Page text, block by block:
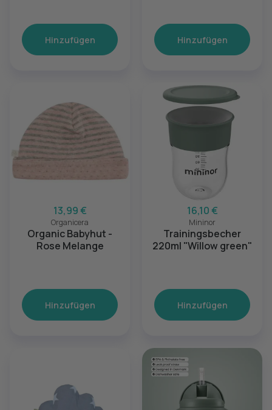
Hinzufügen Hinzufügen
13,99 €
Organicera
Organic Babyhut -
Rose Melange
Hinzufügen
16,10 €
Mininor
Trainingsbecher
220ml "Willow green"
Hinzufügen